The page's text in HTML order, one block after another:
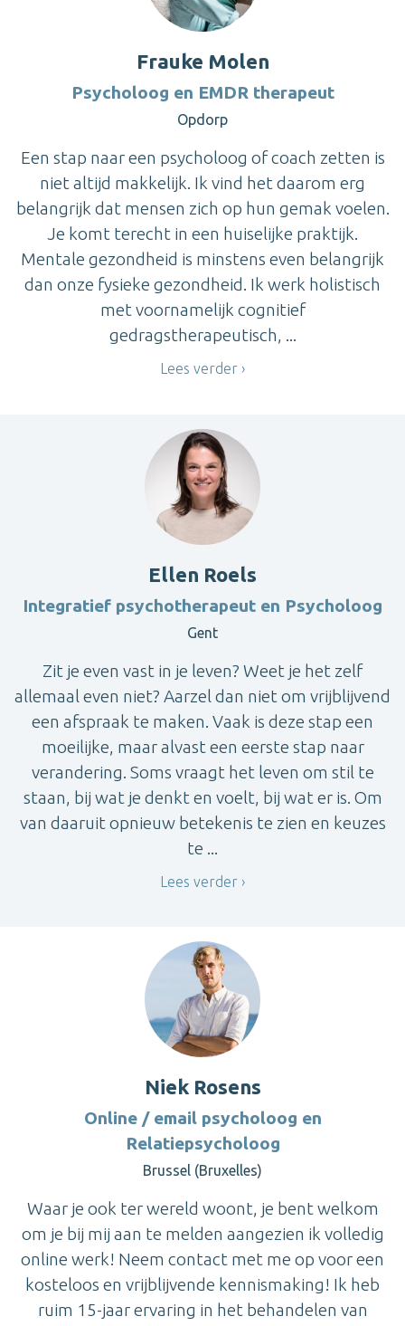
Frauke Molen
Psycholoog en EMDR therapeut
Opdorp
Een stap naar een psycholoog of coach zetten is
niet altijd makkelijk. Ik vind het daarom erg
belangrijk dat mensen zich op hun gemak voelen.
Je komt terecht in een huiselijke praktijk.
Mentale gezondheid is minstens even belangrijk
dan onze fysieke gezondheid. Ik werk holistisch
met voornamelijk cognitief
gedragstherapeutisch, ...
Lees verder
Ellen Roels
Integratief psychotherapeut en Psycholoog
Gent
Zit je even vast in je leven? Weet je het zelf
allemaal even niet? Aarzel dan niet om vrijblijvend
een afspraak te maken. Vaak is deze stap een
moeilijke, maar alvast een eerste stap naar
verandering. Soms vraagt het leven om stil te
staan, bij wat je denkt en voelt, bij wat er is. Om
van daaruit opnieuw betekenis te zien en keuzes
te ...
Lees verder
Niek Rosens
Online / email psycholoog en
Relatiepsycholoog
Brussel (Bruxelles)
Waar je ook ter wereld woont, je bent welkom
om je bij mij aan te melden aangezien ik volledig
online werk! Neem contact met me op voor een
kosteloos en vrijblijvende kennismaking! Ik heb
ruim 15-jaar ervaring in het behandelen van